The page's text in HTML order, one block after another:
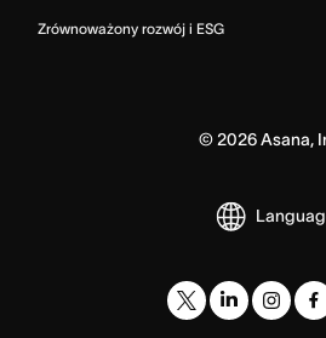
Zrównoważony rozwój i ESG
©2026Asana,